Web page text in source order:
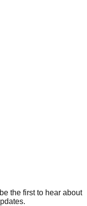
the first to hear about